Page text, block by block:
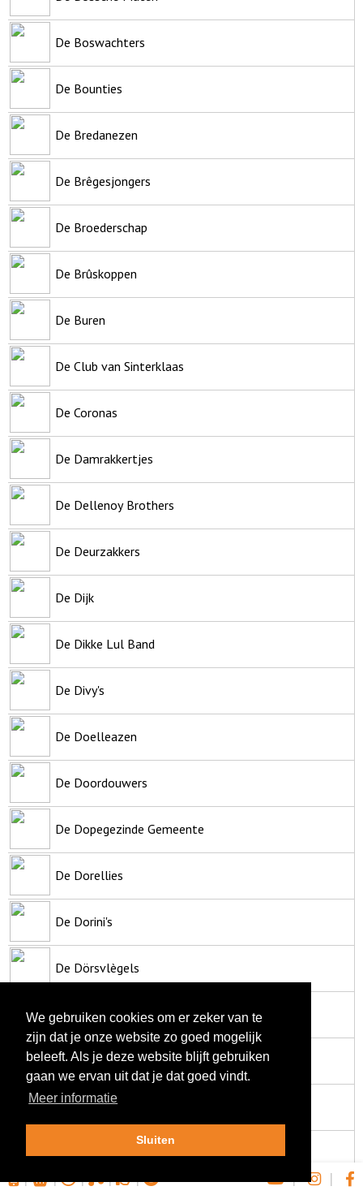
De Boswachters
De Bounties
De Bredanezen
De Brêgesjongers
De Broederschap
De Brûskoppen
De Buren
De Club van Sinterklaas
De Coronas
De Damrakkertjes
De Dellenoy Brothers
De Deurzakkers
De Dijk
De Dikke Lul Band
De Divy's
De Doelleazen
De Doordouwers
De Dopegezinde Gemeente
De Dorellies
De Dorini's
De Dörsvlègels
De Drie Dees
De Duifmeneer
De Erpa's
De Esperando's
| | | | | | |
We gebruiken cookies om er zeker van te
zijn dat je onze website zo goed mogelijk
beleeft. Als je deze website blijft gebruiken
gaan we ervan uit dat je dat goed vindt.
Meer informatie
Sluiten